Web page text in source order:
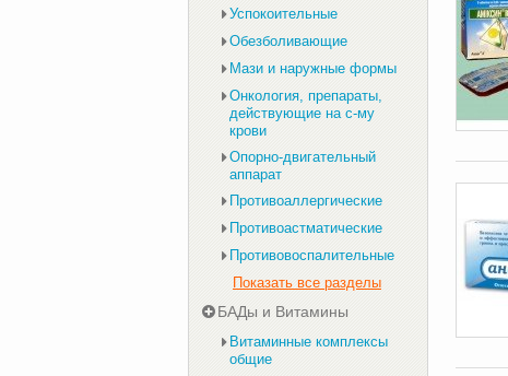
Успокоительные
Обезболивающие
Мази и наружные формы
Онкология, препараты,
действующие на с-му
крови
Опорно-двигательный
аппарат
Противоаллергические
Противоастматические
Противовоспалительные
Показать все разделы
БАДы и Витамины
Витаминные комплексы
общие